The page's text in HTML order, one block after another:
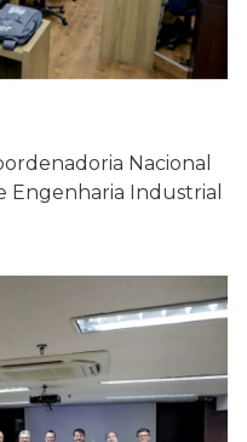
Nacional
Engenharia Industrial